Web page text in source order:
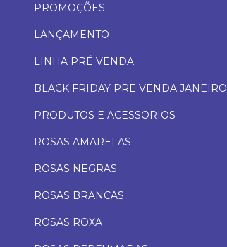
PROMOÇÕES
LANÇAMENTO
LINHA PRÉ VENDA
BLACK FRIDAY PRE VENDA JANEIRO
PRODUTOS E ACESSORIOS
ROSAS AMARELAS
ROSAS NEGRAS
ROSAS BRANCAS
ROSAS ROXA